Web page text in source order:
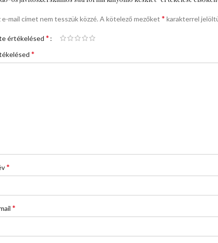
e-mail címet nem tesszük közzé. A kötelező mezőket * karakterrel
értékelésed *
*
*
*